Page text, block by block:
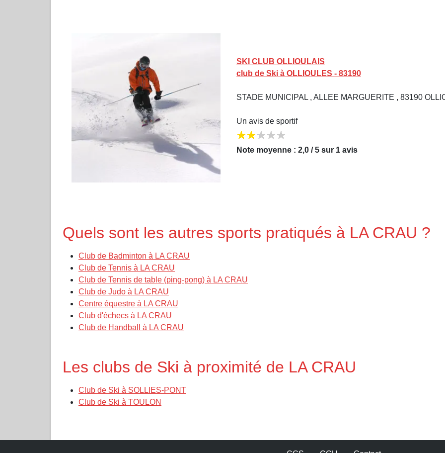
SKI CLUB OLLIOULAIS
club de Ski à OLLIOULES - 83190
STADE MUNICIPAL , ALLEE MARGUERITE , 83190
Un avis de sportif
Note moyenne : 2,0 / 5 sur 1 avis
Quels sont les autres sports pratiqués à LA CRAU ?
Club de Badminton à LA CRAU
Club de Tennis à LA CRAU
Club de Tennis de table (ping-pong) à LA CRAU
Club de Judo à LA CRAU
Centre équestre à LA CRAU
Club d'échecs à LA CRAU
Club de Handball à LA CRAU
Les clubs de Ski à proximité de LA CRAU
Club de Ski à SOLLIES-PONT
Club de Ski à TOULON